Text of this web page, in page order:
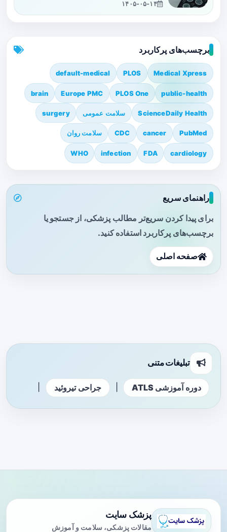
۱۴۰۵-۰۵-۱۴
برچسب‌های پرکاربرد
Medical Xpress
PLOS
default-medical
public-health
PLOS One
Europe PMC
brain
ScienceDaily Health سلامت عمومی surgery
PubMed
cancer
CDC سلامت روان
cardiology
FDA
infection
WHO
راهنمای سریع
برای پیدا کردن سریع‌تر مطالب پزشکی، از جستجو یا
برچسب‌های پرکاربرد استفاده کنید.
صفحه اصلی
تبلیغات متنی
دوره آموزشی ATLS جراحی تیروئید
پزشک سایت
مقالات پزشکی، سلامت و آموزش